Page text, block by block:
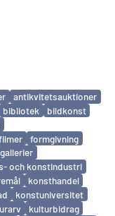
antikvitetsauktioner
bibliotek
bildkonst
formgivning
gallerier
och konstindustri
konsthandel
konstuniversitet
kulturbidrag